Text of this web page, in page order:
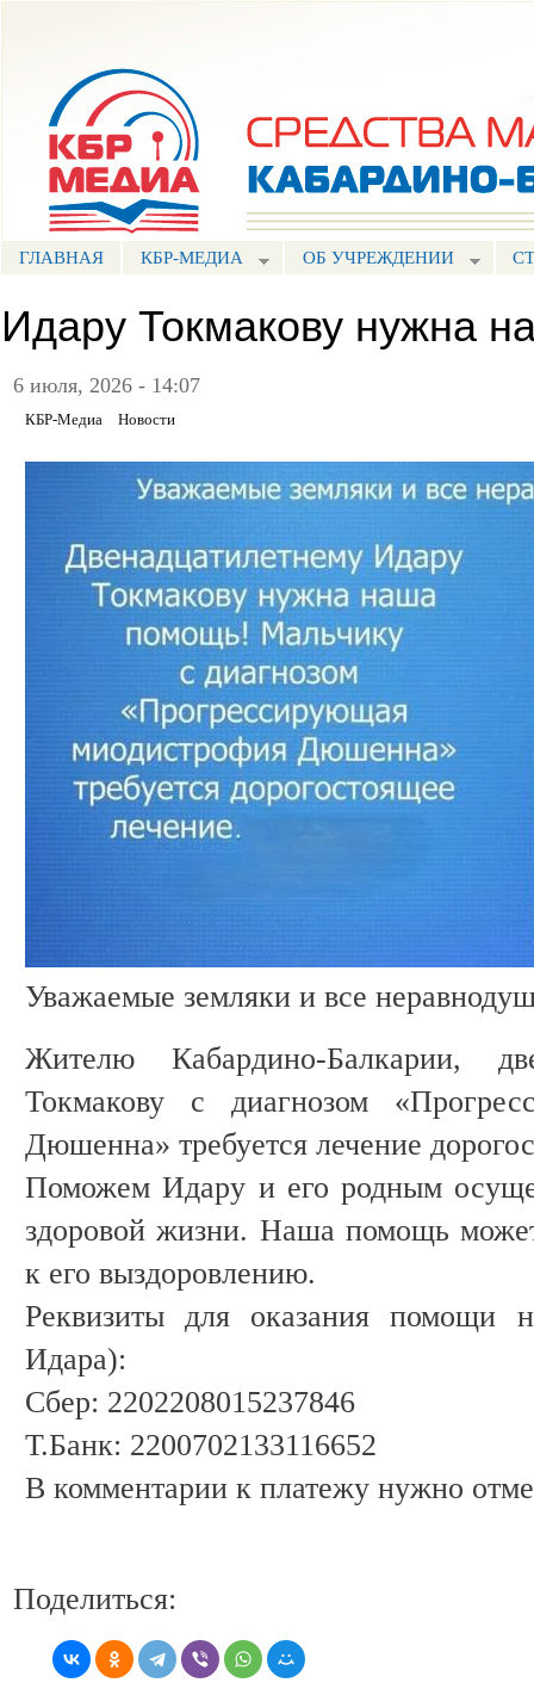
ГЛАВНАЯ КБР-МЕДИА ОБ УЧРЕЖДЕНИИ
Идару Токмакову нужна
6 июля, 2026 - 14:07
КБР-Медиа Новости
Уважаемые земляки и все
Жителю Кабардино-Балкарии,
Токмакову с диагнозом
Дюшенна» требуется лечение
Поможем Идару и его родным
здоровой жизни. Наша помощь
к его выздоровлению.
Реквизиты для оказания
Идара):
Сбер: 2202208015237846
Т.Банк: 2200702133116652
В комментарии к платежу нужно
Поделиться: